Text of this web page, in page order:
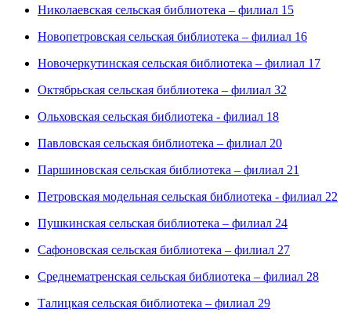
Николаевская сельская библиотека – филиал 15
Новопетровская сельская библиотека – филиал 16
Новочеркутинская сельская библиотека – филиал 17
Октябрьская сельская библиотека – филиал 32
Ольховская сельская библиотека - филиал 18
Павловская сельская библиотека – филиал 20
Паршиновская сельская библиотека – филиал 21
Петровская модельная сельская библиотека - филиал 22
Пушкинская сельская библиотека – филиал 24
Сафоновская сельская библиотека – филиал 27
Среднематренская сельская библиотека – филиал 28
Талицкая сельская библиотека – филиал 29